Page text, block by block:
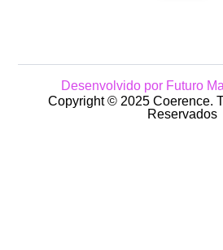
Desenvolvido por Futuro
Copyright © 2025 Coerence.
Reservados